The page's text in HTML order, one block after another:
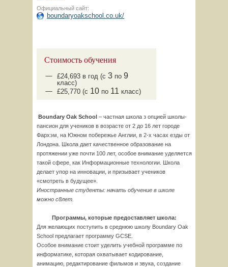
Официальный сайт:
boundaryoakschool.co.uk/
Стоимость обучения
£24,693 в год (с 3 по 9
класс)
£25,770 (с 10 по 11 класс)
Boundary Oak School – частная школа з опцией школы-
пансион для учеников в возрасте от 2 до 16 лет городе
Фархэм, на Южном побережье Англии, в 2-х часах езды от
Лондона. Школа дает качественное образование на
протяжении уже почти 100 лет, особое внимание уделяется
такой сфере, как Информационные технологии. Школа
делает упор на инновации, и призывает учеников
«смотреть в будущее».
Иностранные студенты: начать обучение в школе
можно с8лет.
Программы, которые предоставляет школа:
Для желающих поступить в среднюю школу Boundary Oak
School предлагает программу GCSE.
Особое внимание стоит уделить учебной программе по
информатике, которая охватывает кодирование,
анимацию, редактирование фильмов и звука, создание